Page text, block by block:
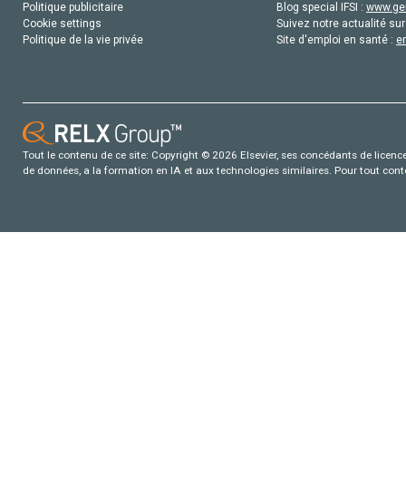
Politique publicitaire
Cookie settings
Politique de la vie privée
Blog special IFSI :
Suivez notre actualité
Site d'emploi en santé :
Tout le contenu de ce site: Copyright © 2026 Elsevier, ses concédants de
de données, a la formation en IA et aux technologies similaires. Pour tout